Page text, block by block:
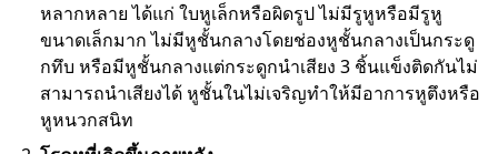
หลากหลาย ได้แก่ ใบหูเล็กหรือผิดรูป ไม่มีรูหูหรือมีรูหู
ขนาดเล็กมาก ไม่มีหูชั้นกลางโดยช่องหูชั้นกลางเป็นกระดู
กทึบ หรือมีหูชั้นกลางแต่กระดูกนำเสียง 3 ชิ้นแข็งติดกันไม่
สามารถนำเสียงได้ หูชั้นในไม่เจริญทำให้มีอาการหูตึงหรือ
หูหนวกสนิท